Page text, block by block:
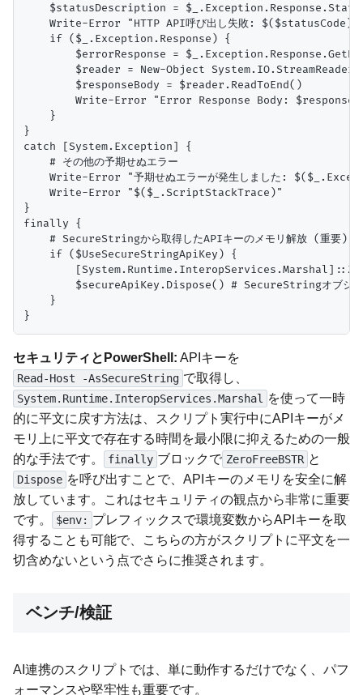
$statusDescription =
Write-Error "HTTP API呼び出し失敗: $($statusCode)
    if ($_.Exception.Response) {
$errorResponse =
$reader = New-Object
        $responseBody = $reader.ReadToEnd()
Write-Error "Error Response Body:
    }
}
catch [System.Exception] {
    # その他の予期せぬエラー
Write-Error "予期せぬエラーが発生しました:
    Write-Error "$($_.ScriptStackTrace)"
}
finally {
    # SecureStringから取得したAPIキーのメモリ解放 (重要)
    if ($UseSecureStringApiKey) {
$secureApiKey.Dispose() # SecureStringオブジェ
    }
セキュリティとPowerShell: APIキーを
Read-Host -AsSecureString で取得し、
System.Runtime.InteropServices.Marshal
を使って一時
的に平文に戻す方法は、スクリプト実行中にAPIキーがメ
モリ上に平文で存在する時間を最小限に抑えるための一般
的な手法です。
finally ブロックで ZeroFreeBSTR と
Dispose を呼び出すことで、APIキーのメモリを安全に解
放しています。これはセキュリティの観点から非常に重要
です。
$env: プレフィックスで環境変数からAPIキーを取
得することも可能で、こちらの方がスクリプトに平文を一
切含めないという点でさらに推奨されます。
ベンチ/検証
AI連携のスクリプトでは、単に動作するだけでなく、パフ
ォーマンスや堅牢性も重要です。